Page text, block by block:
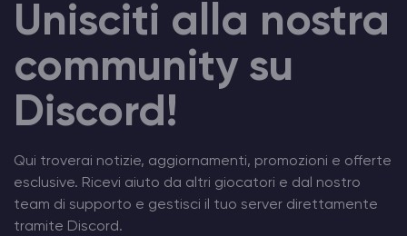
Unisciti alla nostra
community su
Discord!
Qui troverai notizie, aggiornamenti, promozioni e offerte
esclusive. Ricevi aiuto da altri giocatori e dal nostro
team di supporto e gestisci il tuo server direttamente
tramite Discord.